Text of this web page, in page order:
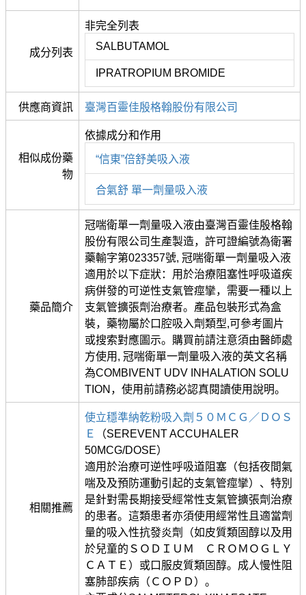
成分列表
非完全列表
SALBUTAMOL
IPRATROPIUM BROMIDE
供應商資訊 臺灣百靈佳殷格翰股份有限公司
相似成份藥
物
依據成分和作用
“信東”倍舒美吸入液
合氣舒 單一劑量吸入液
藥品簡介
冠喘衛單一劑量吸入液由臺灣百靈佳殷格翰
股份有限公司生產製造，許可證編號為衛署
藥輸字第023357號, 冠喘衛單一劑量吸入液
適用於以下症狀：用於治療阻塞性呼吸道疾
病併發的可逆性支氣管痙攣，需要一種以上
支氣管擴張劑治療者。產品包裝形式為盒
裝，藥物屬於口腔吸入劑類型,可參考圖片
或搜索對應圖示。購買前請注意須由醫師處
方使用, 冠喘衛單一劑量吸入液的英文名稱
為COMBIVENT UDV INHALATION SOLU
TION，使用前請務必認真閱讀使用說明。
相關推薦
使立穩準納乾粉吸入劑５０ＭＣＧ／ＤＯＳ
Ｅ
（SEREVENT ACCUHALER
50MCG/DOSE）
適用於治療可逆性呼吸道阻塞（包括夜間氣
喘及及預防運動引起的支氣管痙攣）、特別
是針對需長期接受經常性支氣管擴張劑治療
的患者。這類患者亦須使用經常性且適當劑
量的吸入性抗發炎劑（如皮質類固醇以及用
於兒童的ＳＯＤＩＵＭ ＣＲＯＭＯＧＬＹ
ＣＡＴＥ）或口服皮質類固醇。成人慢性阻
塞肺部疾病（ＣＯＰＤ）。